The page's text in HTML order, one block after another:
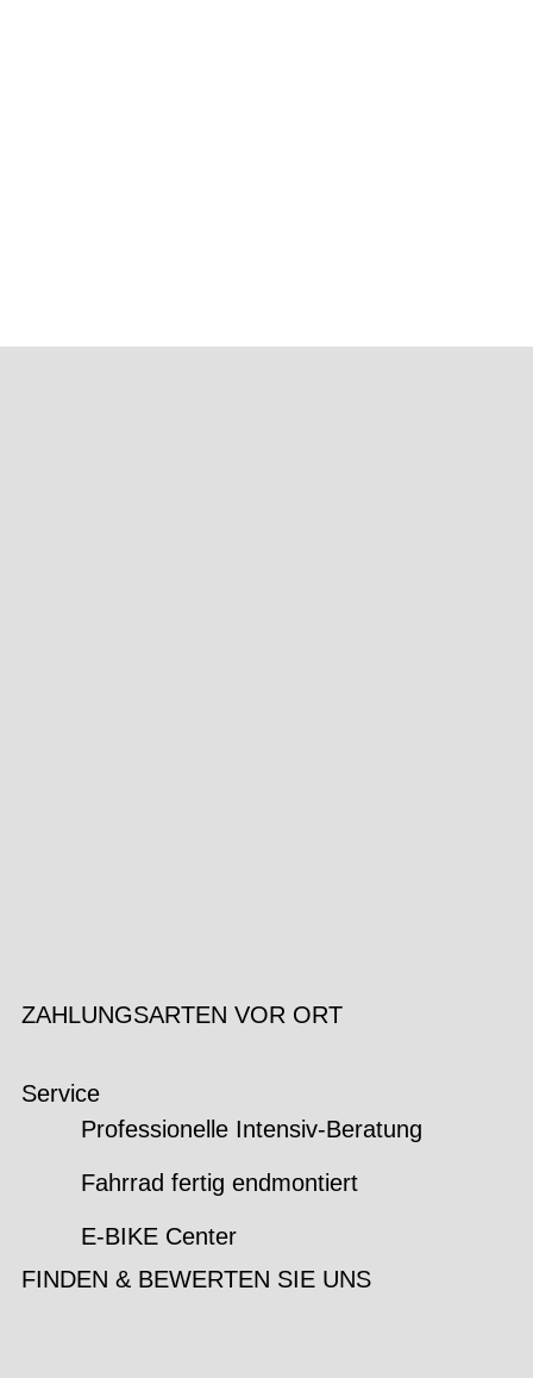
ZAHLUNGSARTEN VOR ORT
Service
Professionelle Intensiv-Beratung
Fahrrad fertig endmontiert
E-BIKE Center
FINDEN & BEWERTEN SIE UNS